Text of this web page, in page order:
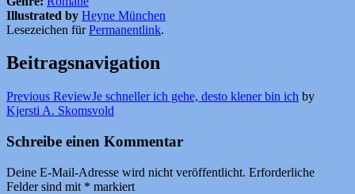
Illustrated by Heyne München
Lesezeichen fürPermanentlink.
Beitragsnavigation
Previous ReviewJe schneller ich gehe, desto klener bin ich by
Kjersti A. Skomsvold
Schreibe einen Kommentar
Deine E-Mail-Adresse wird nicht veröffentlicht. Erforderliche
Felder sind mit * markiert